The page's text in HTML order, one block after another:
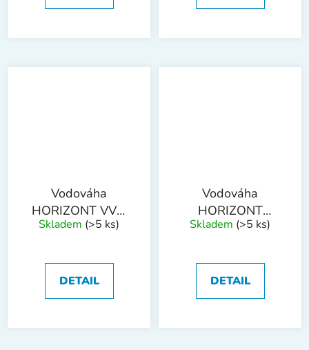
Vodováha
HORIZONT VVM
2000mm 2
Skladem (>5 ks)
DETAIL
Vodováha
HORIZONT
sklonová 4 libely
Skladem (>5 ks)
DETAIL